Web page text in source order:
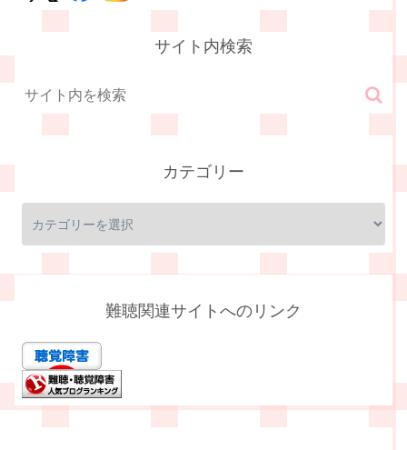
サイト内検索
カテゴリー
難聴関連サイトへのリンク